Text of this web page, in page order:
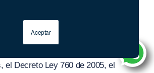
Aceptar
se convoca mediante el presente
de manera especial por lo
el Decreto Ley 760 de 2005, el